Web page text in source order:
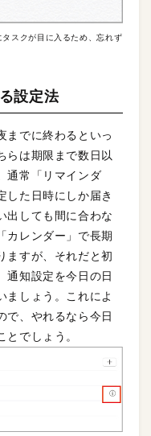
スクが目に入るため、忘れず
設定法
までに終わるといっ
らは期限まで数日以
通常「リマインダ
した日時にしか届き
出しても間に合わな
カレンダー」で長期
ますが、それだと初
通知設定を今日の日
ましょう。これによ
で、やれるなら今日
でしょう。